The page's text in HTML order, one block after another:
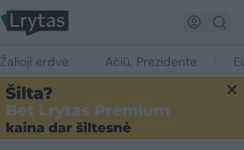
Žalioji erdvė Ačiū, Prezidente